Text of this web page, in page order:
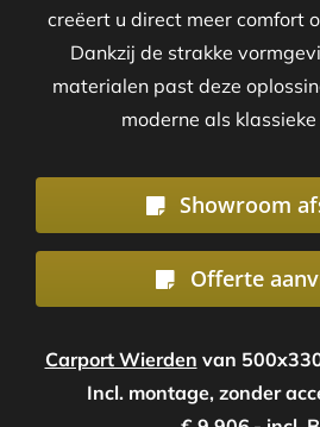
creëert u direct meer comfort
Dankzij de strakke
materialen past deze
moderne als
Showroom
Offerte
Carport Wierden van
Incl. montage, zonder